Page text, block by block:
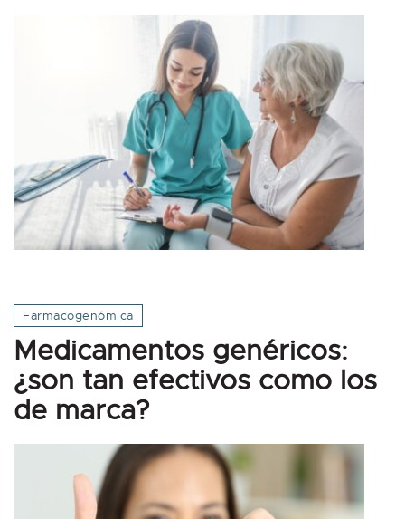
Farmacogenómica
Medicamentos genéricos:
¿son tan efectivos como los
de marca?